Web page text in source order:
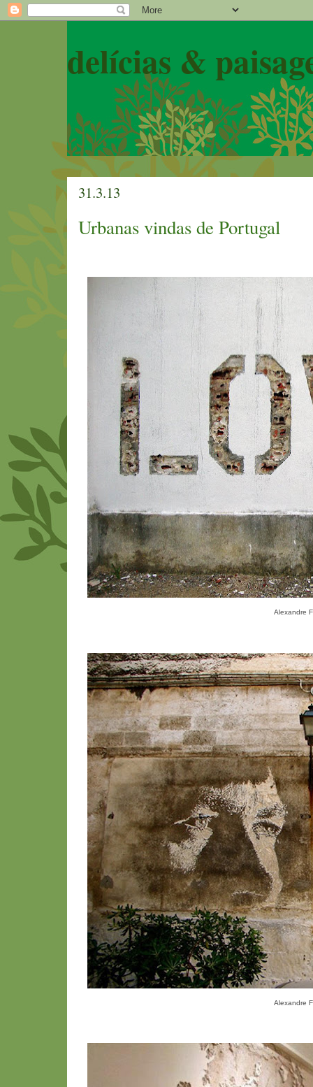
delícias &
31.3.13
Urbanas vindas de Portugal
Alexandre
Alexandre